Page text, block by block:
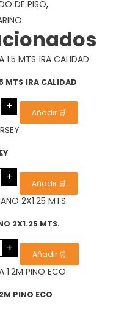
DE PISO,
MTS 1RA CALIDAD
+ Añadir 🛒
+ Añadir 🛒
2X1.25 MTS.
+ Añadir 🛒
PINO ECO